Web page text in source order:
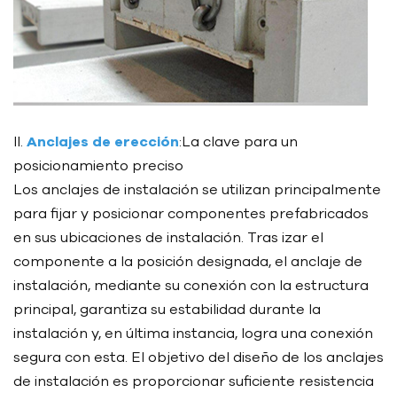
II. Anclajes de erección:La clave para un
posicionamiento preciso
Los anclajes de instalación se utilizan principalmente
para fijar y posicionar componentes prefabricados
en sus ubicaciones de instalación. Tras izar el
componente a la posición designada, el anclaje de
instalación, mediante su conexión con la estructura
principal, garantiza su estabilidad durante la
instalación y, en última instancia, logra una conexión
segura con esta. El objetivo del diseño de los anclajes
de instalación es proporcionar suficiente resistencia